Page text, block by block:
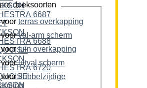
doeksoorten
terras overkapping
voor
val-arm scherm
voor
tuin overkapping
voor
uitval scherm
voordubbelzijdige